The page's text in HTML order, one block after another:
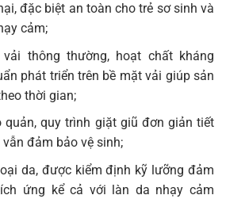
đặc biệt an toàn cho trẻ sơ sinh và
cảm;
thông thường, hoạt chất kháng
phát triển trên bề mặt vải giúp sản
thời gian;
quản, quy trình giặt giũ đơn giản tiết
đảm bảo vệ sinh;
da, được kiểm định kỹ lưỡng đảm
ứng kể cả với làn da nhạy cảm